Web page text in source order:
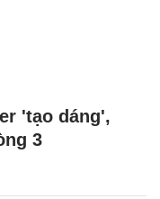
'tạo dáng',
3